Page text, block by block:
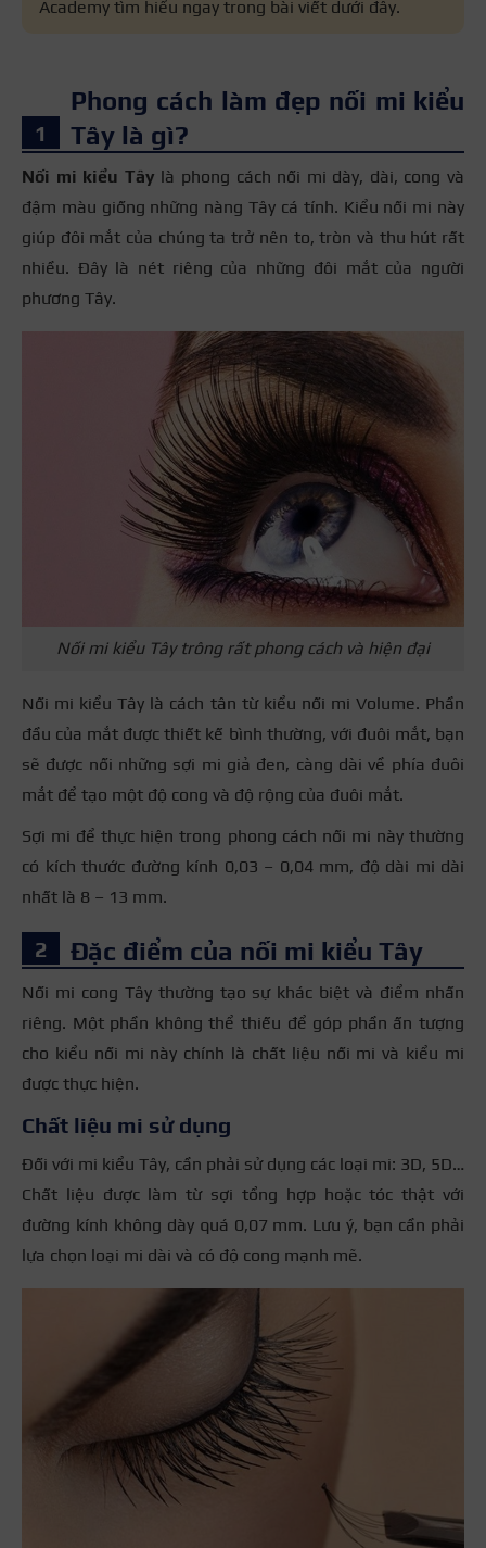
Academy tìm hiểu ngay trong bài viết dưới đây.
Phong cách làm đẹp nối mi kiểu
Tây là gì?
Nối mi kiểu Tây là phong cách nối mi dày, dài, cong và
đậm màu giống những nàng Tây cá tính. Kiểu nối mi này
giúp đôi mắt của chúng ta trở nên to, tròn và thu hút rất
nhiều. Đây là nét riêng của những đôi mắt của người
phương Tây.
Nối mi kiểu Tây trông rất phong cách và hiện đại
Nối mi kiểu Tây là cách tân từ kiểu nối mi Volume. Phần
đầu của mắt được thiết kế bình thường, với đuôi mắt, bạn
sẽ được nối những sợi mi giả đen, càng dài về phía đuôi
mắt để tạo một độ cong và độ rộng của đuôi mắt.
Sợi mi để thực hiện trong phong cách nối mi này thường
có kích thước đường kính 0,03 – 0,04 mm, độ dài mi dài
nhất là 8 – 13 mm.
Đặc điểm của nối mi kiểu Tây
Nối mi cong Tây thường tạo sự khác biệt và điểm nhấn
riêng. Một phần không thể thiếu để góp phần ấn tượng
cho kiểu nối mi này chính là chất liệu nối mi và kiểu mi
được thực hiện.
Chất liệu mi sử dụng
Đối với mi kiểu Tây, cần phải sử dụng các loại mi: 3D, 5D…
Chất liệu được làm từ sợi tổng hợp hoặc tóc thật với
đường kính không dày quá 0,07 mm. Lưu ý, bạn cần phải
lựa chọn loại mi dài và có độ cong mạnh mẽ.